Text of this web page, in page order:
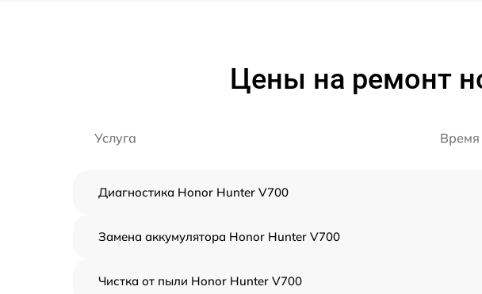
Цены на ремонт
Услуга Время
Диагностика Honor Hunter V700
Замена аккумулятора Honor Hunter V700
Чистка от пыли Honor Hunter V700